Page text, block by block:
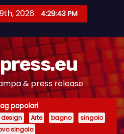
2026 4:29:43 PM
& press release
popolari
design Arte bagno
singolo
singolo